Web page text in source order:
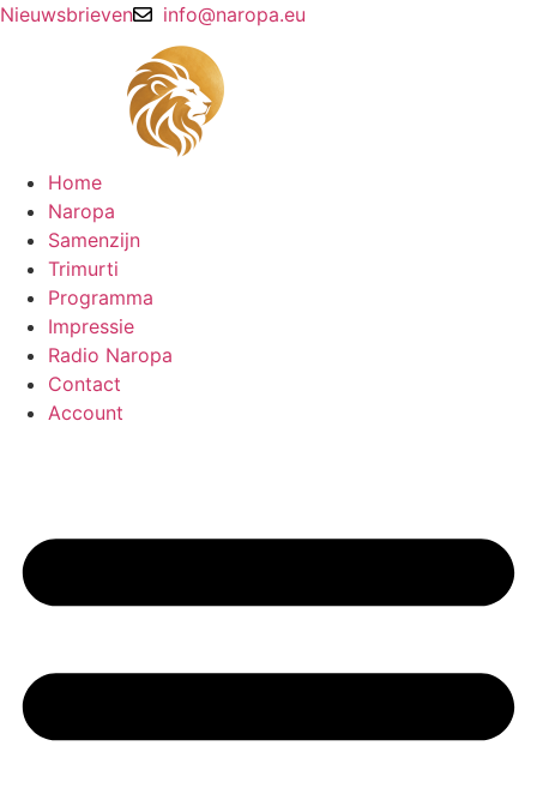
Ga
Nieuwsbrieven info@naropa.eu
Home
Naropa
Samenzijn
Trimurti
Programma
Impressie
Radio Naropa
Contact
Account